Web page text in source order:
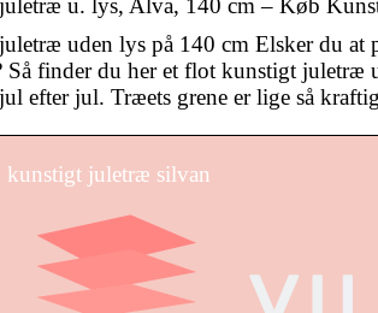
u. lys, Alva, 140 cm – Køb
uden lys på 140 cm Elsker du
Så finder du her et flot kunstigt juletræ
efter jul. Træets grene er lige så
kunstigt juletræ silvan